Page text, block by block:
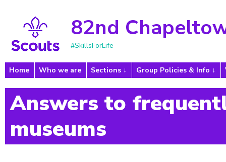
82nd
#SkillsForLife
Home Who we are Sections Group Policies & Info
Answers to
museums